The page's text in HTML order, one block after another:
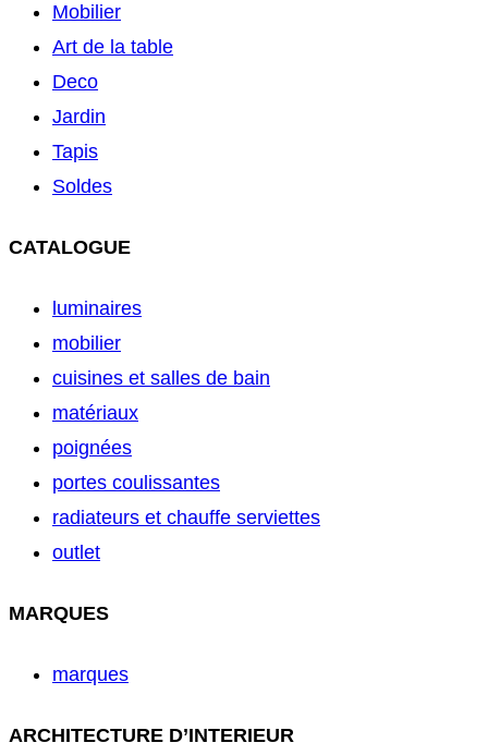
Mobilier
Art de la table
Deco
Jardin
Tapis
Soldes
CATALOGUE
luminaires
mobilier
cuisines et salles de bain
matériaux
poignées
portes coulissantes
radiateurs et chauffe serviettes
outlet
MARQUES
marques
ARCHITECTURE D’INTERIEUR